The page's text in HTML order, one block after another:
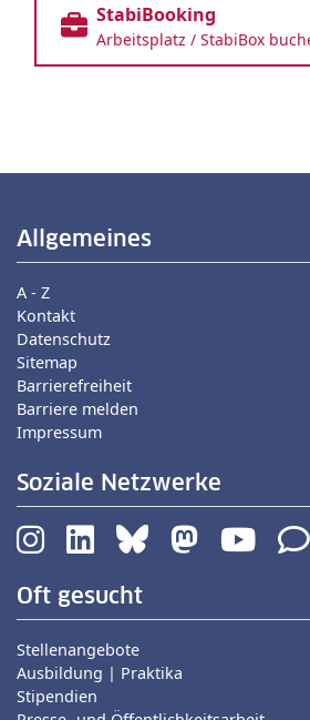
StabiBooking
Arbeitsplatz / StabiBox
Allgemeines
A - Z
Kontakt
Datenschutz
Sitemap
Barrierefreiheit
Barriere melden
Impressum
Soziale Netzwerke
Oft gesucht
Stellenangebote
Ausbildung | Praktika
Stipendien